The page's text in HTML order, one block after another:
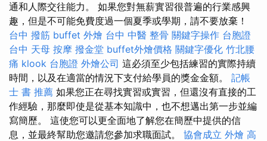
通和人際交往能力。 如果您對無薪實習很普遍的行業感興
趣，但是不可能免費度過一個夏季或學期，請不要放棄！
台中 撥筋 buffet 外燴 台中 中醫 整骨 關鍵字操作 台胞證
台中 天母 按摩 撥金堂 buffet外燴價格 關鍵字優化 竹北腰
痛 klook 台胞證 外燴公司 這必須至少包括練習的實際持續
時間，以及在適當的情況下支付給學員的獎金金額。 記帳
士 書 推薦 如果您正在尋找實習或實習，但還沒有直接的工
作經驗，那麼即使是從基本知識中，也不想邁出第一步並編
寫簡歷。 這使您可以更全面地了解您在簡歷中提供的信
息，並最終幫助您邀請您參加求職面試。 協會成立 外燴 高